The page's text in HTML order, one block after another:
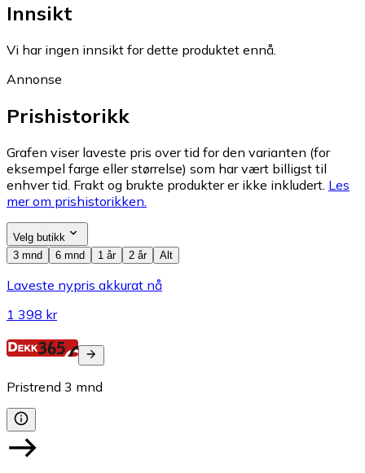
Innsikt
Vi har ingen innsikt for dette produktet ennå.
Annonse
Prishistorikk
Grafen viser laveste pris over tid for den varianten (for
eksempel farge eller størrelse) som har vært billigst til
enhver tid. Frakt og brukte produkter er ikke inkludert. Les
mer om prishistorikken.
Velg butikk
3 mnd
6 mnd 1 år 2 år Alt
Laveste nypris akkurat nå
1 398 kr
Pristrend 3 mnd